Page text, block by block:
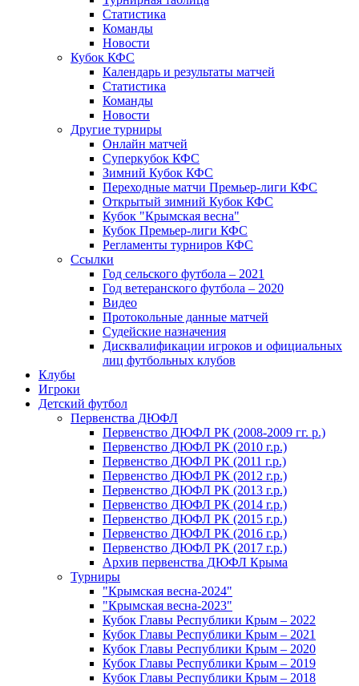
Статистика
Команды
Новости
Кубок КФС
Календарь и результаты матчей
Статистика
Команды
Новости
Другие турниры
Онлайн матчей
Суперкубок КФС
Зимний Кубок КФС
Переходные матчи Премьер-лиги КФС
Открытый зимний Кубок КФС
Кубок "Крымская весна"
Кубок Премьер-лиги КФС
Регламенты турниров КФС
Ссылки
Год сельского футбола – 2021
Год ветеранского футбола – 2020
Видео
Протокольные данные матчей
Судейские назначения
Дисквалификации игроков и официальных
лиц футбольных клубов
Клубы
Игроки
Детский футбол
Первенства ДЮФЛ
Первенство ДЮФЛ РК (2008-2009 гг. р.)
Первенство ДЮФЛ РК (2010 г.р.)
Первенство ДЮФЛ РК (2011 г.р.)
Первенство ДЮФЛ РК (2012 г.р.)
Первенство ДЮФЛ РК (2013 г.р.)
Первенство ДЮФЛ РК (2014 г.р.)
Первенство ДЮФЛ РК (2015 г.р.)
Первенство ДЮФЛ РК (2016 г.р.)
Первенство ДЮФЛ РК (2017 г.р.)
Архив первенства ДЮФЛ Крыма
Турниры
"Крымская весна-2024"
"Крымская весна-2023"
Кубок Главы Республики Крым – 2022
Кубок Главы Республики Крым – 2021
Кубок Главы Республики Крым – 2020
Кубок Главы Республики Крым – 2019
Кубок Главы Республики Крым – 2018